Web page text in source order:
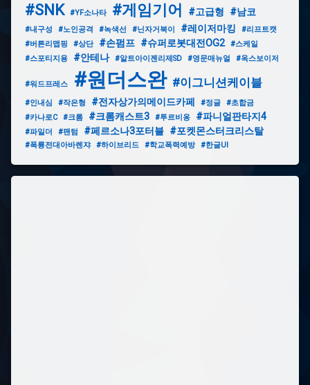
#SNK #YF소나타 #게임기어 #고급형 #남코
#내구성 #노인공격 #녹색선 #닌자거북이 #레이저마킹
#리프트캣
#버튼리맵핑
#상단 #손펌프 #슈퍼로봇대전OG2
#스케일
#스포티지용
#안테나 #알트아이젠리제SD #영문매뉴얼 #옥스보이저
#워드프레스 #원더스완 #이그니션케이블
#인내심 #작은형 #전자상가의메이드카페 #정글
#초합금
#카나로C
#크롬 #크롬캐스트3 #투르비옹 #파니얼판타지4
#파일더 #팬텀 #페르소나3포터블 #포켓몬스터크리스탈
#폭룡전대아바렌쟈 #하이브리드 #학교폭력예방 #한글UI